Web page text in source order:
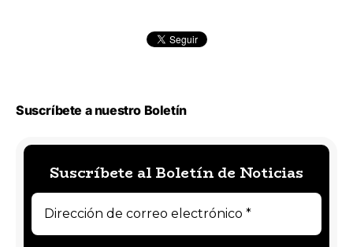
Suscríbete a nuestro Boletín
Suscríbete al Boletín de Noticias